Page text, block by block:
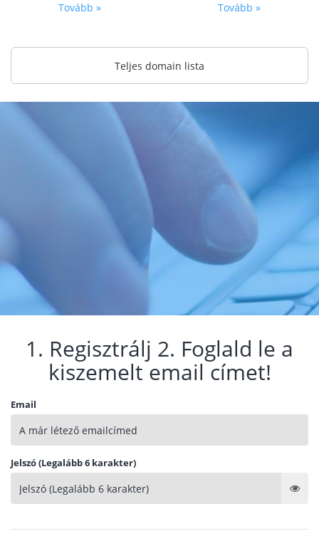
Tovább » Tovább »
Teljes domain lista
1. Regisztrálj 2. Foglald le a
kiszemelt email címet!
Email
Jelszó (Legalább 6 karakter)